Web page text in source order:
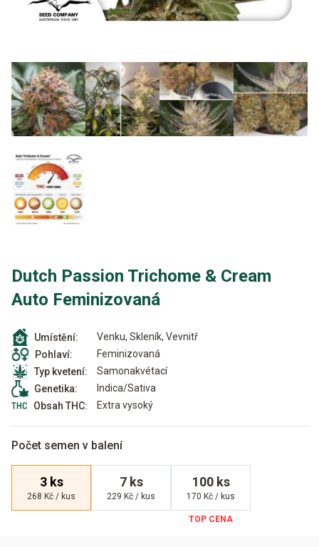
Dutch Passion Trichome & Cream
Auto Feminizovaná
Umístění:
Venku, Skleník, Vevnitř
Pohlaví:
Feminizovaná
Typ kvetení:
Samonakvétací
Genetika:
Indica/Sativa
Obsah THC:
Extra vysoký
Počet semen v balení
3 ks
268 Kč / kus
7 ks
229 Kč / kus
100 ks
170 Kč / kus